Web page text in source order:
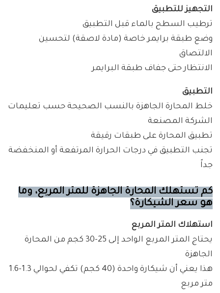
التجهيز للتطبيق
ترطيب السطح بالماء قبل التطبيق
وضع طبقة برايمر خاصة (مادة لاصقة) لتحسين
الالتصاق
الانتظار حتى جفاف طبقة البرايمر
التطبيق
خلط المحارة الجاهزة بالنسب الصحيحة حسب تعليمات
الشركة المصنعة
تطبيق المحارة على طبقات رقيقة
تجنب التطبيق في درجات الحرارة المرتفعة أو المنخفضة
جداً
كم تستهلك المحارة الجاهزة للمتر المربع، وما
هو سعر الشيكارة؟
استهلاك المتر المربع
يحتاج المتر المربع الواحد إلى 25-30 كجم من المحارة
الجاهزة
هذا يعني أن شيكارة واحدة (40 كجم) تكفي لحوالي 1.3-1.6
متر مربع